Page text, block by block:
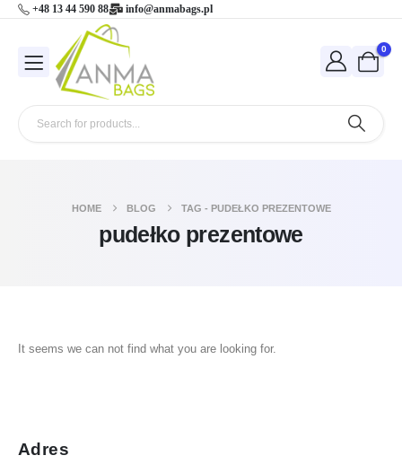
+48 13 44 590 88 info@anmabags.pl
0
HOME BLOG TAG - PUDEŁKO PREZENTOWE
pudełko prezentowe
It seems we can not find what you are looking for.
Adres